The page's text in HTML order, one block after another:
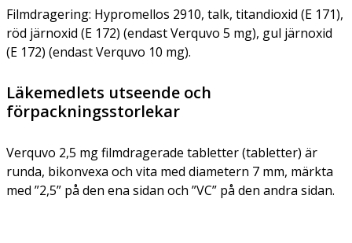
Filmdragering: Hypromellos 2910, talk, titandioxid (E 171),
röd järnoxid (E 172) (endast Verquvo 5 mg), gul järnoxid
(E 172) (endast Verquvo 10 mg).
Läkemedlets utseende och
förpackningsstorlekar
Verquvo 2,5 mg filmdragerade tabletter (tabletter) är
runda, bikonvexa och vita med diametern 7 mm, märkta
med ”2,5” på den ena sidan och ”VC” på den andra sidan.